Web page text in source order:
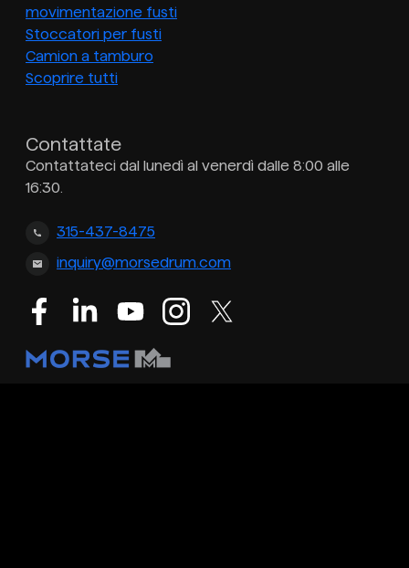
movimentazione fusti
Stoccatori per fusti
Camion a tamburo
Scoprire tutti
Contattate
Contattateci dal lunedì al venerdì dalle 8:00 alle
16:30.
315-437-8475
inquiry@morsedrum.com